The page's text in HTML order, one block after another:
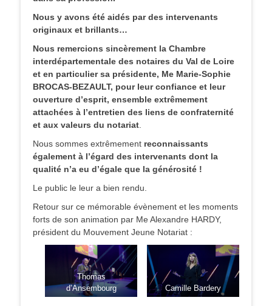
Nous y avons été aidés par des intervenants
originaux et brillants…
Nous remercions sincèrement la Chambre
interdépartementale des notaires du Val de Loire
et en particulier sa présidente, Me Marie-Sophie
BROCAS-BEZAULT, pour leur confiance et leur
ouverture d’esprit, ensemble extrêmement
attachées à l’entretien des liens de confraternité
et aux valeurs du notariat.
Nous sommes extrêmement reconnaissants
également à l’égard des intervenants dont la
qualité n’a eu d’égale que la générosité !
Le public le leur a bien rendu.
Retour sur ce mémorable évènement et les moments
forts de son animation par Me Alexandre HARDY,
président du Mouvement Jeune Notariat :
Thomas
d’Ansembourg
Camille Bardery